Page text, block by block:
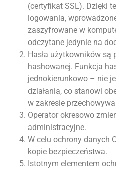
(certyfikat SSL). Dzięki
logowania,
zaszyfrowane w
odczytane jedynie na
Hasła użytkowników są
hashowanej. Funkcja
jednokierunkowo – nie
działania, co stanowi
w zakresie
Operator okresowo
administracyjne.
W celu ochrony danych
kopie bezpieczeństwa.
Istotnym elementem